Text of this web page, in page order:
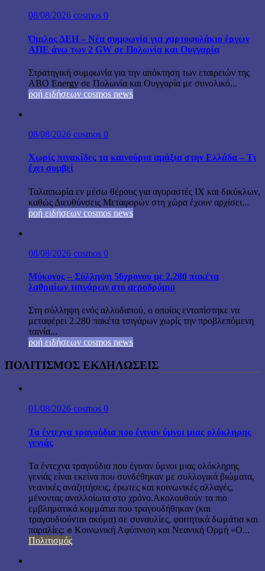
08/08/2026 cosmos 0
Όμιλος ΔΕΗ – Νέα συμφωνία για χαρτοφυλάκιο έργων
ΑΠΕ άνω των 2 GW σε Πολωνία και Ουγγαρία
Στρατηγική συμφωνία για την απόκτηση των εταιρειών της
ABO Energy σε Πολωνία και Ουγγαρία με συνολικό...
ροή ειδήσεων cosmos news
08/08/2026 cosmos 0
Χωρίς πινακίδες τα καινούρια αμάξια στην Ελλάδα – Τι
έχει συμβεί
Ταλαιπωρία εν μέσω θέρους για αγοραστές ΙΧ και δικύκλων,
καθώς Διευθύνσεις Μεταφορών στη χώρα έχουν αρχίσει...
ροή ειδήσεων cosmos news
08/08/2026 cosmos 0
Μύκονος – Σύλληψη 56χρονου με 2.280 πακέτα
λαθραίων τσιγάρων στο αεροδρόμιο
Στη σύλληψη ενός αλλοδαπού, ο οποίος εντοπίστηκε να
μεταφέρει 2.280 πακέτα τσιγάρων χωρίς την προβλεπόμενη
ταινία...
ροή ειδήσεων cosmos news
ΠΟΛΙΤΙΣΜΟΣ ΕΚΔΗΛΩΣΕΙΣ
01/08/2026 cosmos 0
Τα έντεχνα τραγούδια που έγιναν ύμνοι μιας ολόκληρης
γενιάς
Τα έντεχνα τραγούδια που έγιναν ύμνοι μιας ολόκληρης
γενιάς είναι εκείνα που συνδέθηκαν με συλλογικά βιώματα,
νεανικές αναζητήσεις, έρωτες και κοινωνικές αλλαγές,
μένοντας αναλλοίωτα στο χρόνο.Ακολουθούν τα πιο
εμβληματικά κομμάτια που τραγουδήθηκαν (και
τραγουδιούνται ακόμα) σε συναυλίες, φοιτητικά δωμάτια και
παραλίες: ✊ Κοινωνική Αφύπνιση και Νεανική Ορμή «Ο...
Πολιτισμός